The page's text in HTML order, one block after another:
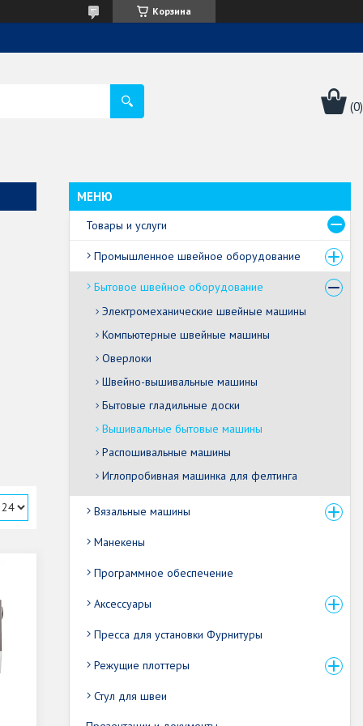
Корзина
Товары и услуги
Промышленное швейное оборудование
Бытовое швейное оборудование
Электромеханические швейные машины
Компьютерные швейные машины
Оверлоки
Швейно-вышивальные машины
Бытовые гладильные доски
Вышивальные бытовые машины
Распошивальные машины
Иглопробивная машинка для фелтинга
Вязальные машины
Манекены
Программное обеспечение
Аксессуары
Пресса для установки Фурнитуры
Режущие плоттеры
Стул для швеи